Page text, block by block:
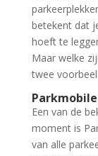
betekent dat
hoeft te
Maar welke
twee
Parkmobile
Een van de
moment is
van alle